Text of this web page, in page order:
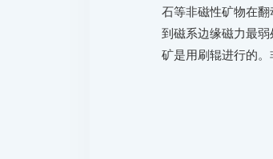
石等非磁性矿物在翻
到磁系边缘磁力最
矿是用刷辊进行的。